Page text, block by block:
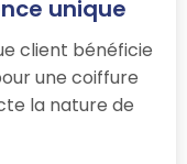
unique
client bénéficie
une coiffure
la nature de